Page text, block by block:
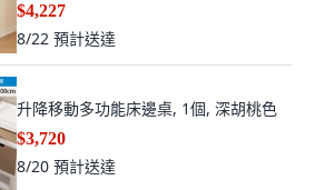
$4,227
8/22 預計送達
升降移動多功能床邊桌, 1個, 深胡桃色
$3,720
8/20 預計送達